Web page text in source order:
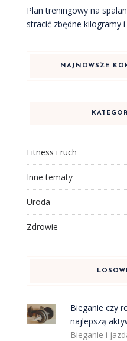
Plan treningowy na
stracić zbędne kilogramy
NAJNOWSZE
Fitness i ruch
Inne tematy
Uroda
Zdrowie
Bieganie czy
najlepszą
Bieganie i